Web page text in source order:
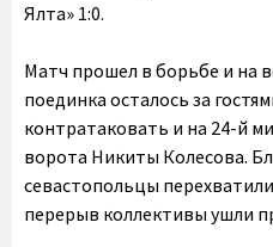
Ялта» 1:0.
Матч прошел в борьбе и на
поединка осталось за
контратаковать и на 24-й
ворота Никиты Колесова.
севастопольцы
перерыв коллективы ушли